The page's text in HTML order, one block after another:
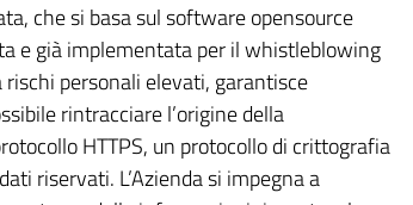
che si basa sul software opensource
e già implementata per il whistleblowing
personali elevati, garantisce
rintracciare l’origine della
HTTPS, un protocollo di crittografia
riservati. L’Azienda si impegna a